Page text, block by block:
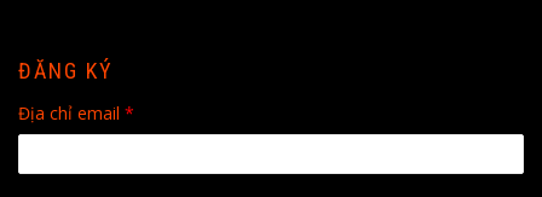
ĐĂNG KÝ
Địa chỉ email *
buộc